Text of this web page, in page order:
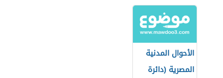
الأحوال المدنية
المصرية (دائرة